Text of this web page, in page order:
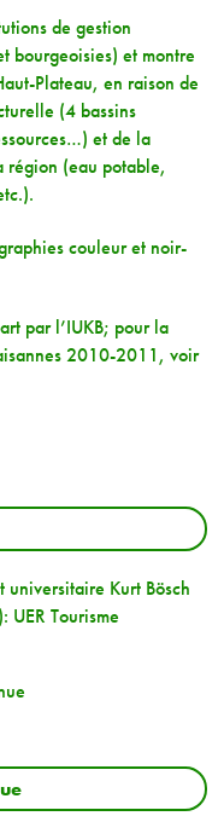
de gestion
bourgeoisies) et montre
Plateau, en raison de
(4 bassins
et de la
région (eau potable,
couleur et noir-
par l’IUKB; pour la
2010-2011, voir
universitaire Kurt Bösch
UER Tourisme